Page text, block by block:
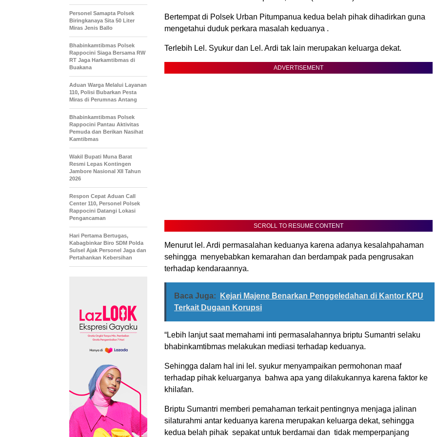
Bertempat di Polsek Urban Pitumpanua kedua belah pihak dihadirkan guna
mengetahui duduk perkara masalah keduanya .
Terlebih Lel. Syukur dan Lel. Ardi tak lain merupakan keluarga dekat.
ADVERTISEMENT
SCROLL TO RESUME CONTENT
Menurut lel. Ardi permasalahan keduanya karena adanya kesalahpahaman
sehingga menyebabkan kemarahan dan berdampak pada pengrusakan
terhadap kendaraannya.
Baca Juga:
Kejari Majene Benarkan Penggeledahan di Kantor KPU
Terkait Dugaan Korupsi
“Lebih lanjut saat memahami inti permasalahannya briptu Sumantri selaku
bhabinkamtibmas melakukan mediasi terhadap keduanya.
Sehingga dalam hal ini lel. syukur menyampaikan permohonan maaf
terhadap pihak keluarganya bahwa apa yang dilakukannya karena faktor ke
khilafan.
Briptu Sumantri memberi pemahaman terkait pentingnya menjaga jalinan
silaturahmi antar keduanya karena merupakan keluarga dekat, sehingga
kedua belah pihak sepakat untuk berdamai dan tidak memperpanjang
Personel Samapta Polsek
Biringkanaya Sita 50 Liter
Miras Jenis Ballo
Bhabinkamtibmas Polsek
Rappocini Siaga Bersama RW
RT Jaga Harkamtibmas di
Buakana
Aduan Warga Melalui Layanan
110, Polisi Bubarkan Pesta
Miras di Perumnas Antang
Bhabinkamtibmas Polsek
Rappocini Pantau Aktivitas
Pemuda dan Berikan Nasihat
Kamtibmas
Wakil Bupati Muna Barat
Resmi Lepas Kontingen
Jambore Nasional XII Tahun
2026
Respon Cepat Aduan Call
Center 110, Personel Polsek
Rappocini Datangi Lokasi
Pengancaman
Hari Pertama Bertugas,
Kabagbinkar Biro SDM Polda
Sulsel Ajak Personel Jaga dan
Pertahankan Kebersihan